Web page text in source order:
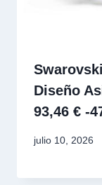
Diseño
93,46 € -
julio 10, 2026